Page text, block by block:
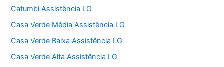
Catumbi Assistência LG
Casa Verde Média Assistência LG
Casa Verde Baixa Assistência LG
Casa Verde Alta Assistência LG